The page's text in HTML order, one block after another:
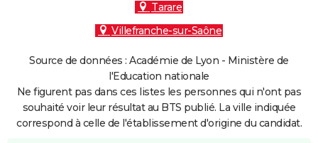
Tarare
Villefranche-sur-Saône
Source de données : Académie de Lyon - Ministère de
l'Education nationale
Ne figurent pas dans ces listes les personnes qui n'ont pas
souhaité voir leur résultat au BTS publié. La ville indiquée
correspond à celle de l'établissement d'origine du candidat.